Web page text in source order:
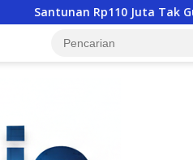
Juta Tak Gugurkan Pidana,